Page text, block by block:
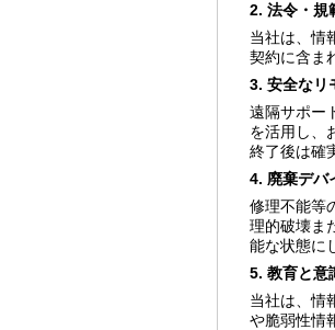
2. 法令・規
当社は、情
契約に含ま
3. 安全なリ
遠隔サポー
を活用し、
終了後は確
4. 廃棄デバ
修理不能等
理的破壊ま
能な状態に
5. 教育と意
当社は、情
や脆弱性情